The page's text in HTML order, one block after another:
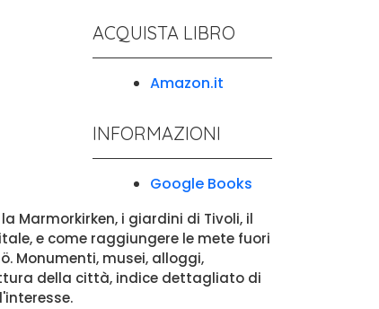
ACQUISTA LIBRO
Amazon.it
INFORMAZIONI
Google Books
Marmorkirken, i giardini di Tivoli, il
e come raggiungere le mete fuori
Monumenti, musei, alloggi,
della città, indice dettagliato di